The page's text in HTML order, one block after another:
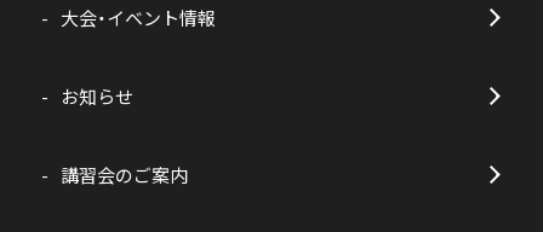
大会・イベント情報
お知らせ
講習会のご案内